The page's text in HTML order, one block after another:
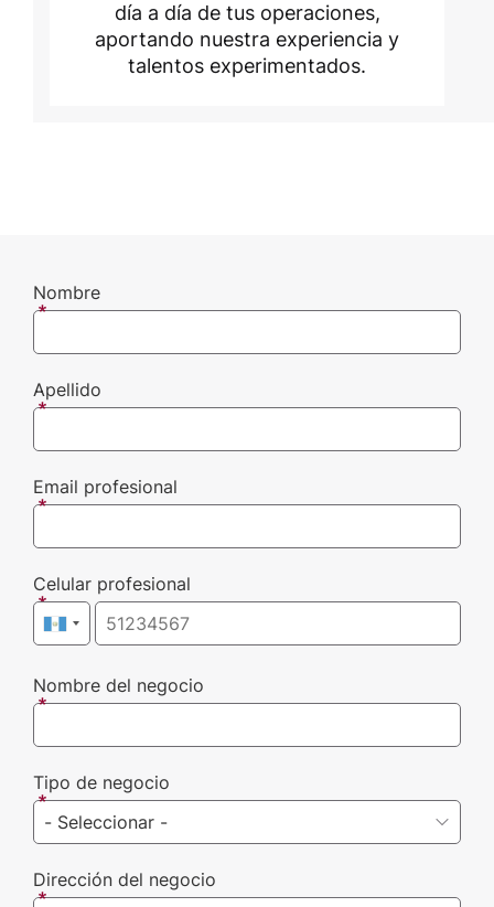
día a día de tus operaciones,
aportando nuestra experiencia y
talentos experimentados.
Nombre
Apellido
Email profesional
Celular profesional
Nombre del negocio
Tipo de negocio
Dirección del negocio